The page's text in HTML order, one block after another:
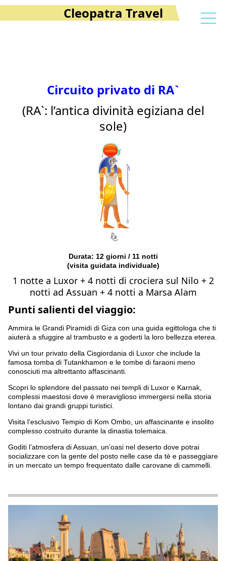
Cleopatra Travel
Circuito privato di RA`
(RA`: l’antica divinità egiziana del
sole)
Durata: 12 giorni / 11 notti
(visita guidata individuale)
1 notte a Luxor + 4 notti di crociera sul Nilo + 2
notti ad Assuan + 4 notti a Marsa Alam
Punti salienti del viaggio:
Ammira le Grandi Piramidi di Giza con una guida egittologa che ti
aiuterà a sfuggire al trambusto e a goderti la loro bellezza eterea.
Vivi un tour privato della Cisgiordania di Luxor che include la
famosa tomba di Tutankhamon e le tombe di faraoni meno
conosciuti ma altrettanto affascinanti.
Scopri lo splendore del passato nei templi di Luxor e Karnak,
complessi maestosi dove è meraviglioso immergersi nella storia
lontano dai grandi gruppi turistici.
Visita l’esclusivo Tempio di Kom Ombo, un affascinante e insolito
complesso costruito durante la dinastia tolemaica.
Goditi l’atmosfera di Assuan, un’oasi nel deserto dove potrai
socializzare con la gente del posto nelle case da tè e passeggiare
in un mercato un tempo frequentato dalle carovane di cammelli.